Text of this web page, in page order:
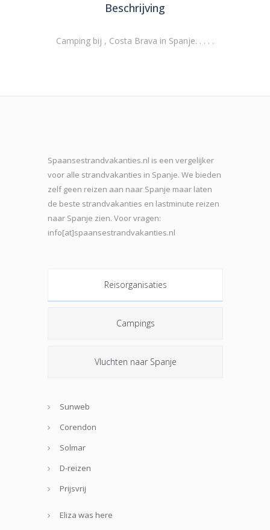
Beschrijving
Camping bij , Costa Brava in Spanje. . . . .
Spaansestrandvakanties.nl is een vergelijker
voor alle strandvakanties in Spanje. We bieden
zelf geen reizen aan naar Spanje maar laten
de beste strandvakanties en lastminute reizen
naar Spanje zien. Voor vragen:
info[at]spaansestrandvakanties.nl
Reisorganisaties
Campings
Vluchten naar Spanje
Sunweb
Corendon
Solmar
D-reizen
Prijsvrij
Eliza was here